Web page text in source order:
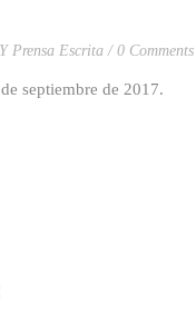
Prensa Escrita 0 Comments
septiembre de 2017.